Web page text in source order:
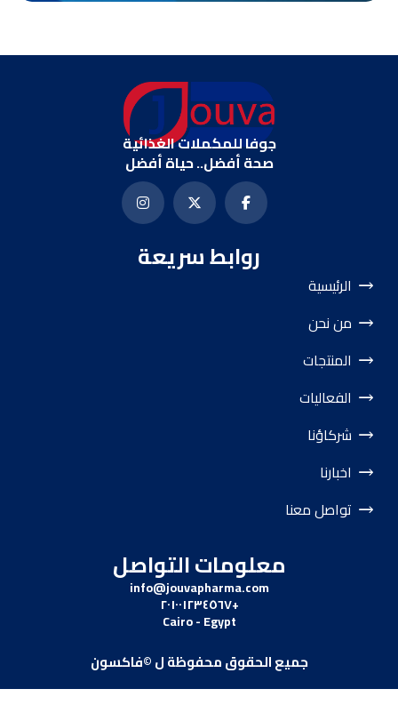
جوفا للمكملات الغذائية
صحة أفضل.. حياة أفضل
روابط سريعة
الرئيسية
من نحن
المنتجات
الفعاليات
شركاؤنا
اخبارنا
تواصل معنا
معلومات التواصل
info@jouvapharma.com
+٢٠١٠٠١٢٣٤٥٦٧
Cairo - Egypt
جميع الحقوق محفوظة ل ©فاكسون